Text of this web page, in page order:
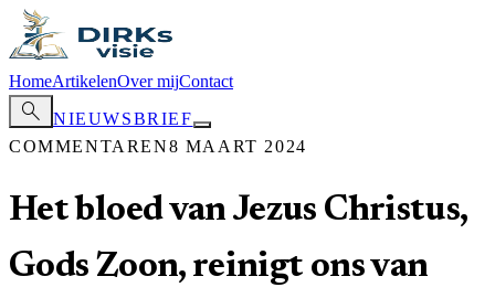
HomeArtikelenOver mijContact
search
NIEUWSBRIEF
COMMENTAREN8 MAART 2024
Het bloed van Jezus Christus,
Gods Zoon, reinigt ons van